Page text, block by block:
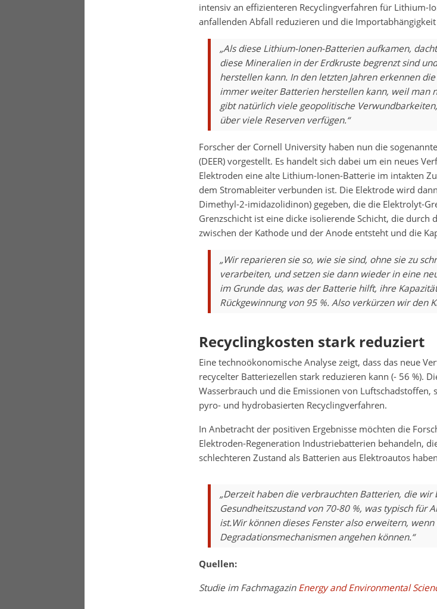
intensiv an effizienteren Recyclingverfahren für Lithium-
anfallenden Abfall reduzieren und die Importabhängigkeit
„Als diese Lithium-Ionen-Batterien aufkamen,
diese Mineralien in der Erdkruste begrenzt sind
herstellen kann. In den letzten Jahren erkennen
immer weiter Batterien herstellen kann, weil man
gibt natürlich viele geopolitische
über viele Reserven verfügen.“
Forscher der Cornell University haben nun die
(DEER) vorgestellt. Es handelt sich dabei um ein neues
Elektroden eine alte Lithium-Ionen-Batterie im intakten
dem Stromableiter verbunden ist. Die Elektrode wird
Dimethyl-2-imidazolidinon) gegeben, die die Elektrolyt-
Grenzschicht ist eine dicke isolierende Schicht, die durch
zwischen der Kathode und der Anode entsteht und die
„Wir reparieren sie so, wie sie sind, ohne sie zu
verarbeiten, und setzen sie dann wieder in eine
im Grunde das, was der Batterie hilft, ihre
Rückgewinnung von 95 %. Also verkürzen wir den
Recyclingkosten stark reduziert
Eine technoökonomische Analyse zeigt, dass das neue
recycelter Batteriezellen stark reduzieren kann (- 56 %).
Wasserbrauch und die Emissionen von Luftschadstoffen,
pyro- und hydrobasierten Recyclingverfahren.
In Anbetracht der positiven Ergebnisse möchten die
Elektroden-Regeneration Industriebatterien behandeln,
schlechteren Zustand als Batterien aus Elektroautos
„Derzeit haben die verbrauchten Batterien, die wir
Gesundheitszustand von 70-80 %, was typisch für
ist.Wir können dieses Fenster also erweitern,
Degradationsmechanismen angehen können.“
Quellen:
Studie im FachmagazinEnergy and Environmental